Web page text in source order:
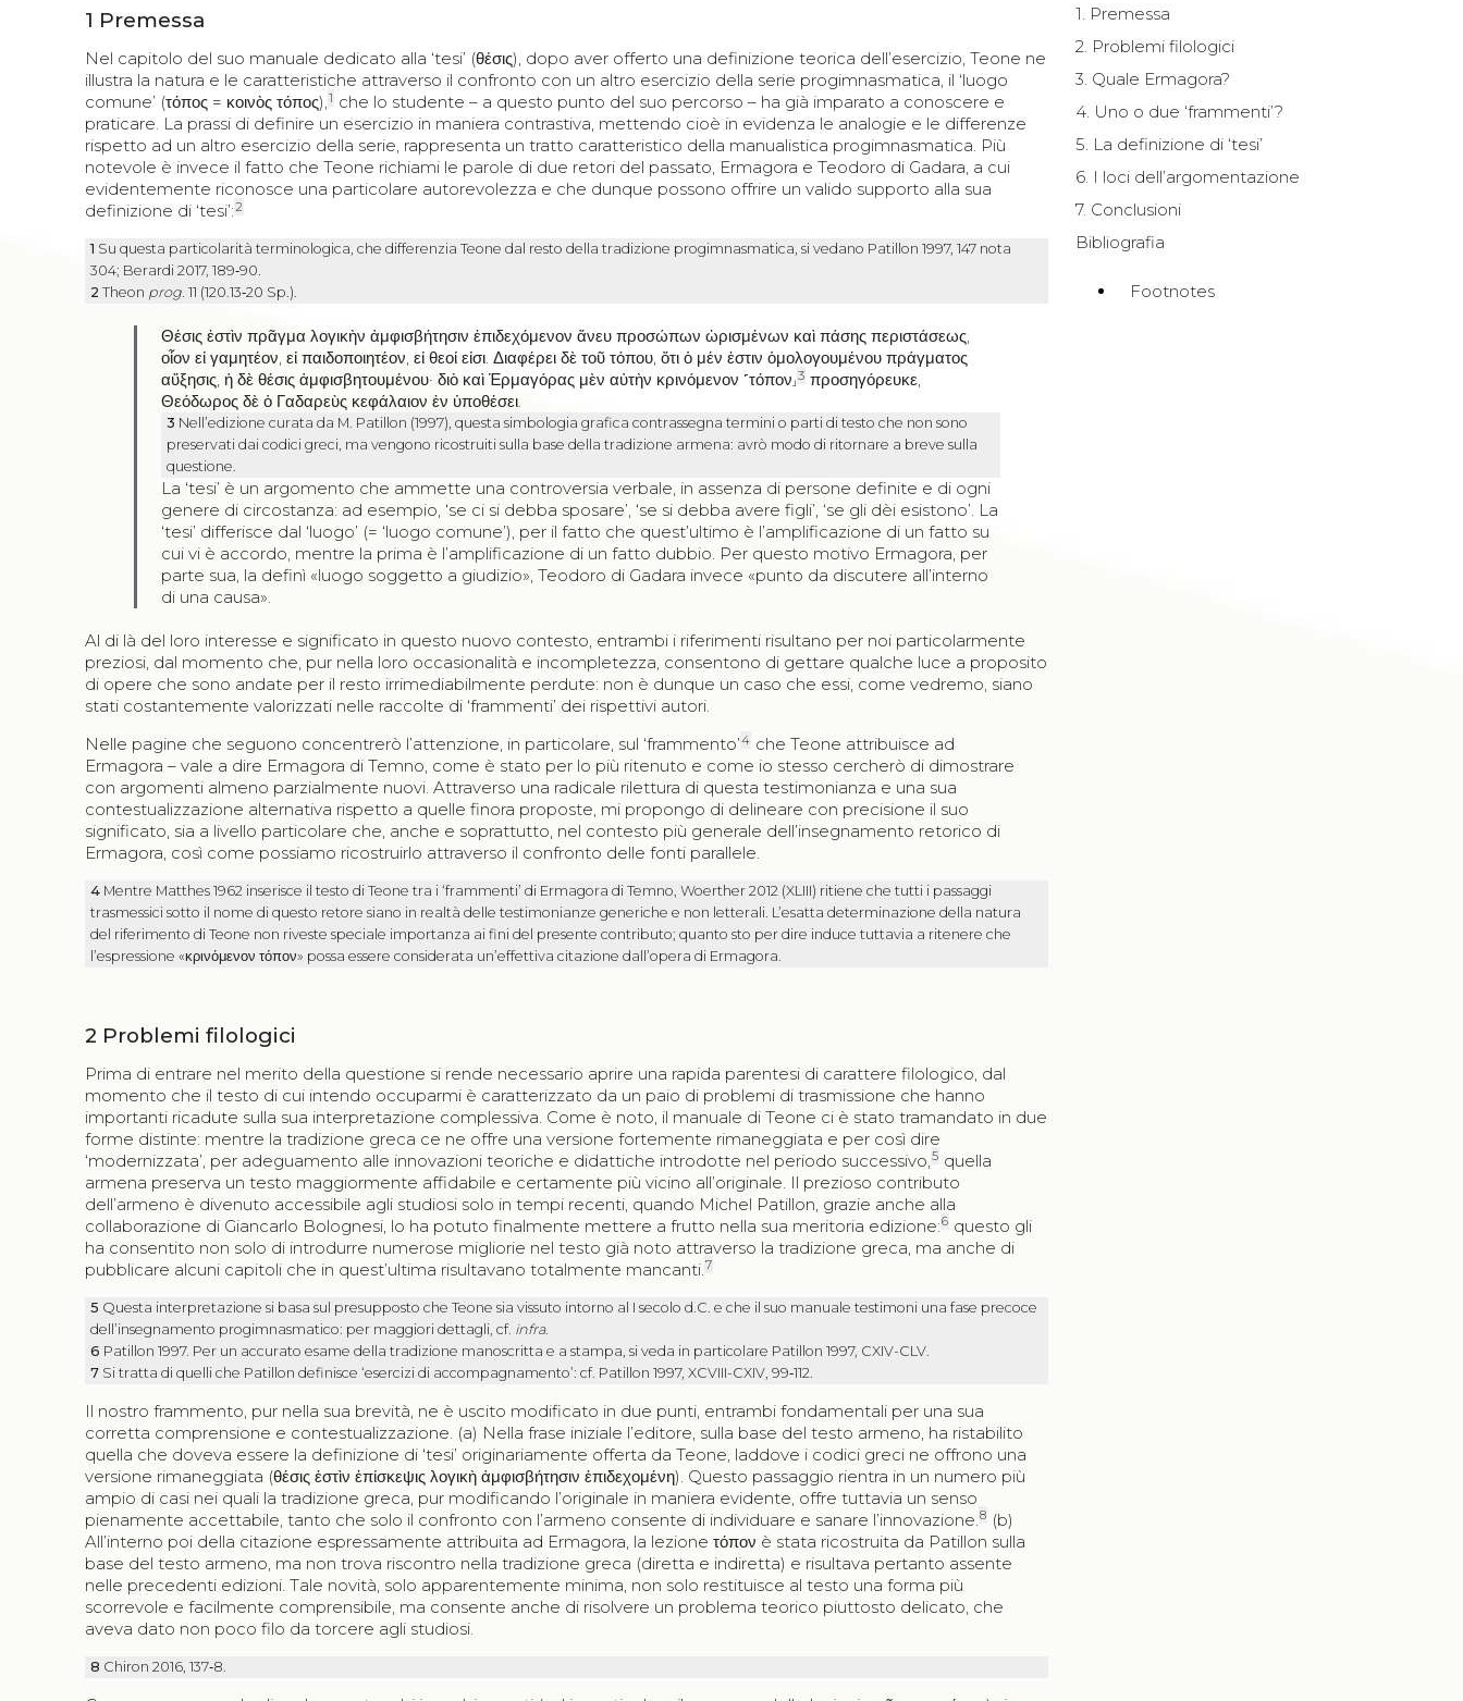
1 Premessa
Nel capitolo del suo manuale dedicato alla ‘tesi’ (θέσις), dopo aver offerto una definizione teorica dell’esercizio, Teone ne
illustra la natura e le caratteristiche attraverso il confronto con un altro esercizio della serie progimnasmatica, il ‘luogo
comune’ (τόπος = κοινὸς τόπος),1 che lo studente – a questo punto del suo percorso – ha già imparato a conoscere e
praticare. La prassi di definire un esercizio in maniera contrastiva, mettendo cioè in evidenza le analogie e le differenze
rispetto ad un altro esercizio della serie, rappresenta un tratto caratteristico della manualistica progimnasmatica. Più
notevole è invece il fatto che Teone richiami le parole di due retori del passato, Ermagora e Teodoro di Gadara, a cui
evidentemente riconosce una particolare autorevolezza e che dunque possono offrire un valido supporto alla sua
definizione di ‘tesi’:2
1 Su questa particolarità terminologica, che differenzia Teone dal resto della tradizione progimnasmatica, si vedano Patillon 1997, 147 nota
304; Berardi 2017, 189‑90.
2 Theon prog. 11 (120.13‑20 Sp.).
Θέσις ἐστὶν πρᾶγμα λογικὴν ἀμφισβήτησιν ἐπιδεχόμενον ἄνευ προσώπων ὡρισμένων καὶ πάσης περιστάσεως,
οἷον εἰ γαμητέον,εἰ παιδοποιητέον,εἰ θεοί εἰσι.Διαφέρει δὲ τοῦ τόπου,ὅτι ὁ μέν ἐστιν ὁμολογουμένου πράγματος
αὔξησις, ἡ δὲ θέσις ἀμφισβητουμένου· διὸ καὶ Ἑρμαγόρας μὲν αὐτὴν κρινόμενον ˹τόπον˼3 προσηγόρευκε,
Θεόδωρος δὲ ὁ Γαδαρεὺς κεφάλαιον ἐν ὑποθέσει.
3 Nell’edizione curata da M. Patillon (1997), questa simbologia grafica contrassegna termini o parti di testo che non sono
preservati dai codici greci, ma vengono ricostruiti sulla base della tradizione armena: avrò modo di ritornare a breve sulla
questione.
La ‘tesi’ è un argomento che ammette una controversia verbale, in assenza di persone definite e di ogni
genere di circostanza: ad esempio, ‘se ci si debba sposare’, ‘se si debba avere figli’, ‘se gli dèi esistono’. La
‘tesi’ differisce dal ‘luogo’ (= ‘luogo comune’), per il fatto che quest’ultimo è l’amplificazione di un fatto su
cui vi è accordo, mentre la prima è l’amplificazione di un fatto dubbio. Per questo motivo Ermagora, per
parte sua, la definì «luogo soggetto a giudizio», Teodoro di Gadara invece «punto da discutere all’interno
di una causa».
Al di là del loro interesse e significato in questo nuovo contesto, entrambi i riferimenti risultano per noi particolarmente
preziosi, dal momento che, pur nella loro occasionalità e incompletezza, consentono di gettare qualche luce a proposito
di opere che sono andate per il resto irrimediabilmente perdute: non è dunque un caso che essi, come vedremo, siano
stati costantemente valorizzati nelle raccolte di ‘frammenti’ dei rispettivi autori.
Nelle pagine che seguono concentrerò l’attenzione, in particolare, sul ‘frammento’4 che Teone attribuisce ad
Ermagora – vale a dire Ermagora di Temno, come è stato per lo più ritenuto e come io stesso cercherò di dimostrare
con argomenti almeno parzialmente nuovi. Attraverso una radicale rilettura di questa testimonianza e una sua
contestualizzazione alternativa rispetto a quelle finora proposte, mi propongo di delineare con precisione il suo
significato, sia a livello particolare che, anche e soprattutto, nel contesto più generale dell’insegnamento retorico di
Ermagora, così come possiamo ricostruirlo attraverso il confronto delle fonti parallele.
4 Mentre Matthes 1962 inserisce il testo di Teone tra i ‘frammenti’ di Ermagora di Temno, Woerther 2012 (XLIII) ritiene che tutti i passaggi
trasmessici sotto il nome di questo retore siano in realtà delle testimonianze generiche e non letterali. L’esatta determinazione della natura
del riferimento di Teone non riveste speciale importanza ai fini del presente contributo; quanto sto per dire induce tuttavia a ritenere che
l’espressione «κρινόμενον τόπον» possa essere considerata un’effettiva citazione dall’opera di Ermagora.
2 Problemi filologici
Prima di entrare nel merito della questione si rende necessario aprire una rapida parentesi di carattere filologico, dal
momento che il testo di cui intendo occuparmi è caratterizzato da un paio di problemi di trasmissione che hanno
importanti ricadute sulla sua interpretazione complessiva. Come è noto, il manuale di Teone ci è stato tramandato in due
forme distinte: mentre la tradizione greca ce ne offre una versione fortemente rimaneggiata e per così dire
‘modernizzata’, per adeguamento alle innovazioni teoriche e didattiche introdotte nel periodo successivo, 5 quella
armena preserva un testo maggiormente affidabile e certamente più vicino all’originale. Il prezioso contributo
dell’armeno è divenuto accessibile agli studiosi solo in tempi recenti, quando Michel Patillon, grazie anche alla
collaborazione di Giancarlo Bolognesi, lo ha potuto finalmente mettere a frutto nella sua meritoria edizione:6 questo gli
ha consentito non solo di introdurre numerose migliorie nel testo già noto attraverso la tradizione greca, ma anche di
pubblicare alcuni capitoli che in quest’ultima risultavano totalmente mancanti. 7
5 Questa interpretazione si basa sul presupposto che Teone sia vissuto intorno al I secolo d.C. e che il suo manuale testimoni una fase precoce
dell’insegnamento progimnasmatico: per maggiori dettagli, cf. infra.
6 Patillon 1997. Per un accurato esame della tradizione manoscritta e a stampa, si veda in particolare Patillon 1997, CXIV-CLV.
7 Si tratta di quelli che Patillon definisce ‘esercizi di accompagnamento’: cf. Patillon 1997, XCVIII-CXIV, 99‑112.
Il nostro frammento, pur nella sua brevità, ne è uscito modificato in due punti, entrambi fondamentali per una sua
corretta comprensione e contestualizzazione. (a) Nella frase iniziale l’editore, sulla base del testo armeno, ha ristabilito
quella che doveva essere la definizione di ‘tesi’ originariamente offerta da Teone, laddove i codici greci ne offrono una
versione rimaneggiata (θέσις ἐστὶν ἐπίσκεψις λογικὴ ἀμφισβήτησιν ἐπιδεχομένη). Questo passaggio rientra in un numero più
ampio di casi nei quali la tradizione greca, pur modificando l’originale in maniera evidente, offre tuttavia un senso
pienamente accettabile, tanto che solo il confronto con l’armeno consente di individuare e sanare l’innovazione. 8 (b)
All’interno poi della citazione espressamente attribuita ad Ermagora, la lezioneτόπον è stata ricostruita da Patillon sulla
base del testo armeno, ma non trova riscontro nella tradizione greca (diretta e indiretta) e risultava pertanto assente
nelle precedenti edizioni. Tale novità, solo apparentemente minima, non solo restituisce al testo una forma più
scorrevole e facilmente comprensibile, ma consente anche di risolvere un problema teorico piuttosto delicato, che
aveva dato non poco filo da torcere agli studiosi.
8 Chiron 2016, 137‑8.
1. Premessa
2. Problemi filologici
3. Quale Ermagora?
4. Uno o due ‘frammenti’?
5. La definizione di ‘tesi’
6. I loci dell’argomentazione
7. Conclusioni
Bibliografia
Footnotes